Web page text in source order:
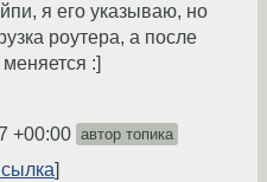
я его указываю, но
роутера, а после
:]
+00:00 автор топика